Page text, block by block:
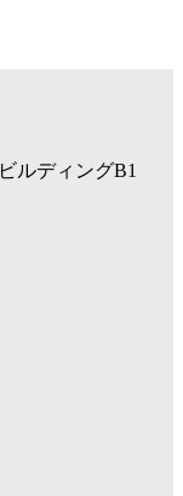
ルディングB1